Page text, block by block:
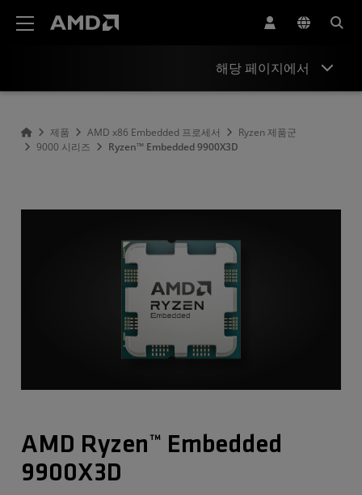
해당 페이지에서
제품 AMD x86 Embedded 프로세서
Ryzen 제품군
9000 시리즈
Ryzen™ Embedded 9900X3D
AMD Ryzen™ Embedded
9900X3D